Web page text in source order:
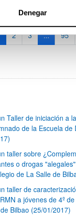
Denegar
Página
2 Página
3 ...Páginas
95
Taller de iniciación a
de la Escuela de
taller sobre
o drogas
de La Salle de
taller de
a jóvenes de 4º
Bilbao (25/01/2017)